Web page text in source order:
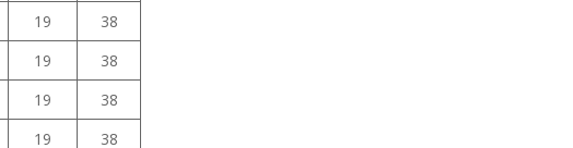
19
38
19
38
19
38
19
38